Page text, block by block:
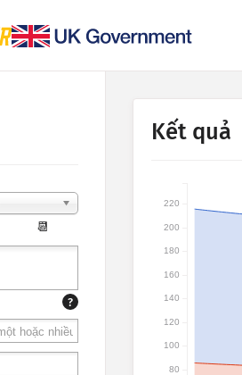
📆
?
Kết quả
80
100
120
140
160
180
200
220